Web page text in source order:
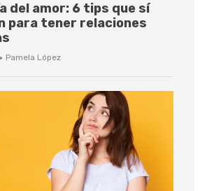
del amor: 6 tips que sí
para tener relaciones
· Pamela López